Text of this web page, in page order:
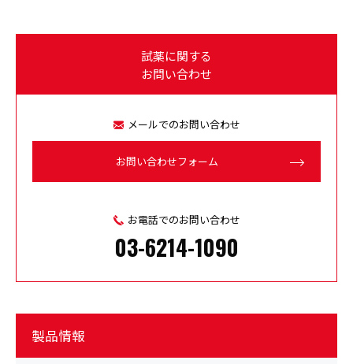
試薬に関する
お問い合わせ
メールでのお問い合わせ
お問い合わせフォーム
お電話でのお問い合わせ
03-6214-1090
製品情報